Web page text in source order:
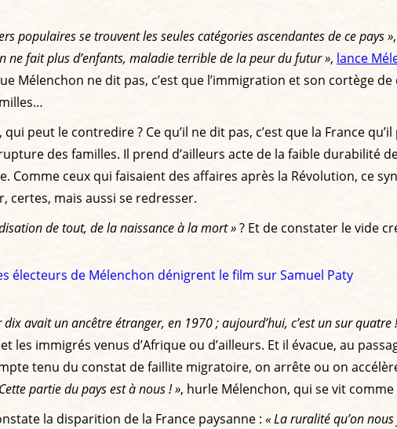
populaires se trouvent les seules catégories ascendantes de ce pays »
fait plus d’enfants, maladie terrible de la peur du futur », lance
Mélenchon ne dit pas, c’est que l’immigration et son cortège
peut le contredire ? Ce qu’il ne dit pas, c’est que la France
des familles. Il prend d’ailleurs acte de la faible durabilité
Comme ceux qui faisaient des affaires après la Révolution, ce
certes, mais aussi se redresser.
de tout, de la naissance à la mort »? Et de constater le vide
électeurs de Mélenchon dénigrent le film sur Samuel Paty
dix avait un ancêtre étranger, en 1970 ; aujourd’hui, c’est un sur quatre
les immigrés venus d’Afrique ou d’ailleurs. Et il évacue, au
tenu du constat de faillite migratoire, on arrête ou on
partie du pays est à nous ! », hurle Mélenchon, qui se vit comme
la disparition de la France paysanne : « La ruralité qu’on